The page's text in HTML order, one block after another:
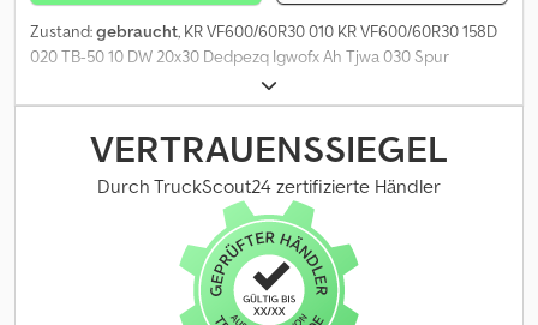
Zustand:gebraucht, KR VF600/60R30 010 KR VF600/60R30 158D
020 TB-50 10 DW 20x30 Dedpezq Igwofx Ah Tjwa 030 Spur
1980mm 040 von einem Fendt 600er Vario
VERTRAUENSSIEGEL
Durch TruckScout24 zertifizierte Händler